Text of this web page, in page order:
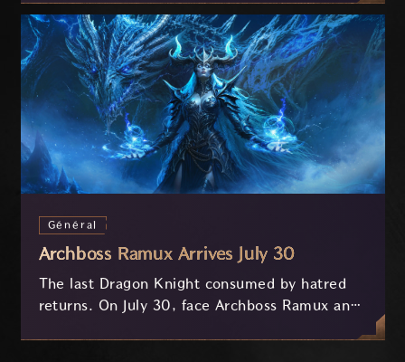
on your feedback.
Général
Archboss Ramux Arrives July 30
The last Dragon Knight consumed by hatred
returns. On July 30, face Archboss Ramux and